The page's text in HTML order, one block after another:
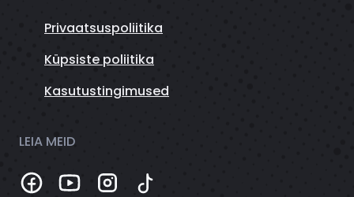
Privaatsuspoliitika
Küpsiste poliitika
Kasutustingimused
LEIA MEID